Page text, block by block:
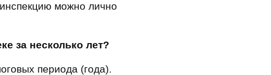
можно лично
за несколько лет?
периода (года).